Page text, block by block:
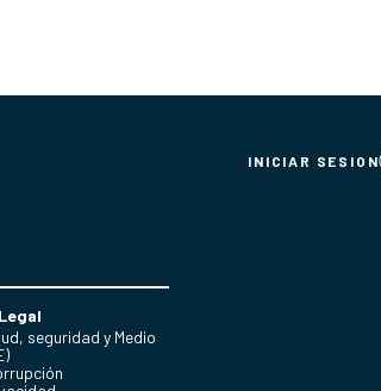
INICIAR SESION
seguridad y Medio